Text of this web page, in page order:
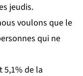
jeudis.
voulons que le
qui ne
5,1% de la